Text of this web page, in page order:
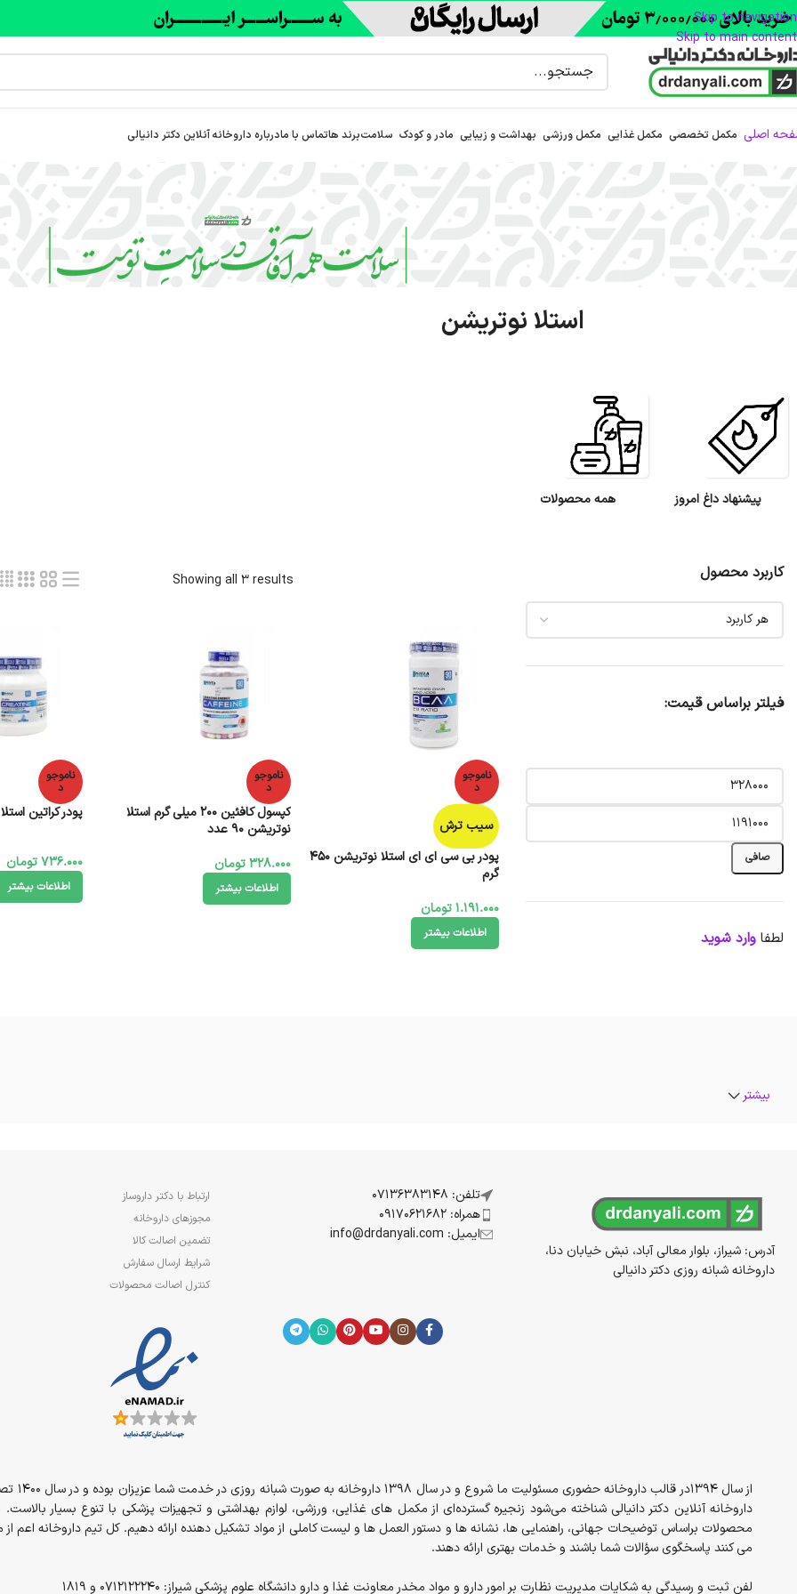
Skip to navigation
Skip to main content
اصلی مکمل تخصصی مکمل غذایی مکمل ورزشی بهداشت و زیبایی مادر و کودک سلامتبرند هاتماس با مادرباره‌ داروخانه آنلاین دکتر دانیالی
استلا نوتریشن
پیشنهاد داغ امروز همه محصولات
کاربرد محصول
فیلتر براساس قیمت:
صافی
لطفا وارد شوید
Showing all 3 results
ناموجو
د
سیب ترش
پودر بی سی ای ای استلا نوتریشن 450
گرم
1.191.000تومان
اطلاعات بیشتر
ناموجو
د
کپسول کافئین 200 میلی گرم استلا
نوتریشن 90 عدد
328.000تومان
اطلاعات بیشتر
ناموجو
د
پودر کراتین استلا
736.000تومان
اطلاعات بیشتر
بیشتر
آدرس: شیراز، بلوار معالی آباد، نبش خیابان دنا،
داروخانه شبانه روزی دکتر دانیالی
تلفن: 07136383148
همراه: 09170621682
ایمیل: info@drdanyali.com
ارتباط با دکتر داروساز
مجوزهای داروخانه
تضمین اصالت کالا
شرایط ارسال سفارش
کنترل اصالت محصولات
از
داروخانه آنلاین دکتر دانیالی شناخته می‌شود زنجیره گسترده‌ای از مکمل های غذایی، ورزشی، لوازم بهداشتی و تجهیزات پزشکی با تنوع بسیار
محصولات براساس توضیحات جهانی، راهنمایی ها، نشانه ها و دستور العمل ها و لیست کاملی از مواد تشکیل دهنده ارائه دهیم. کل تیم داروخانه
می کنند پاسخگوی سؤالات شما باشند و خدمات بهتری ارائه دهند.
لفن ثبت و رسیدگی به شکایات مدیریت نظارت بر امور دارو و مواد مخدر معاونت غذا و دارو دانشگاه علوم پزشکی شیراز: 0712122240 و 1819